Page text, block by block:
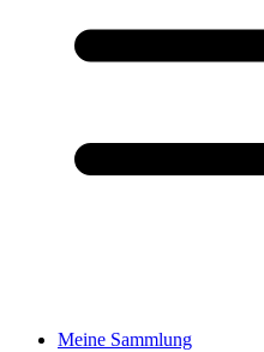
Meine Sammlung